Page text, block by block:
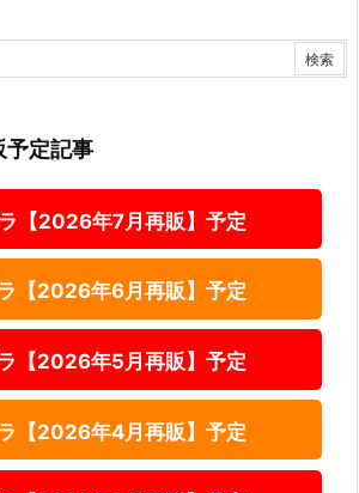
予定記事
【2026年7月再販】予定
【2026年6月再販】予定
【2026年5月再販】予定
【2026年4月再販】予定